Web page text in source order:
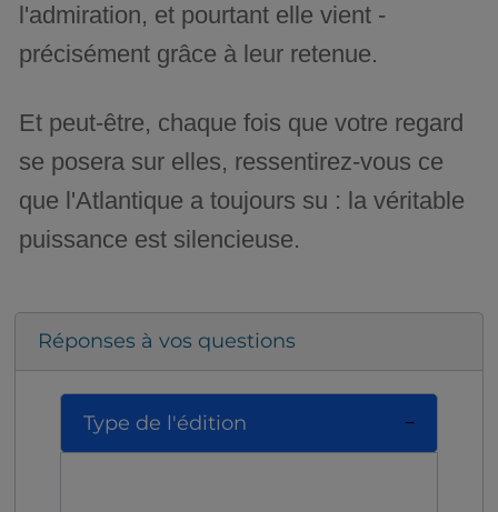
l'admiration, et pourtant elle vient -
précisément grâce à leur retenue.
Et peut-être, chaque fois que votre regard
se posera sur elles, ressentirez-vous ce
que l'Atlantique a toujours su : la véritable
puissance est silencieuse.
Réponses à vos questions
Type de l'édition